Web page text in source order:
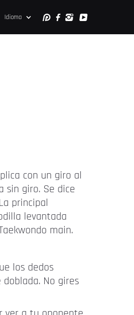
Idioma
con un giro al
sin giro. Se dice
principal
levantada
main.
los dedos
No gires